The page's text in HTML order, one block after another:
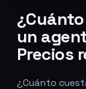
un
Precios
¿Cuánto